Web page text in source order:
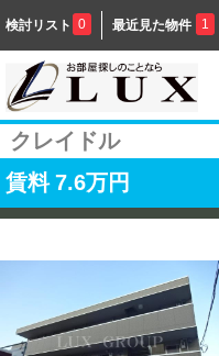
検討リスト 0 最近見た物件 1
クレイドル
賃料 7.6万円